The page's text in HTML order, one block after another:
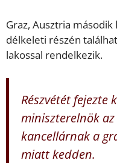
Graz, Ausztria második
délkeleti részén
lakossal rendelkezik.
Részvétét fejezte
miniszterelnök
kancellárnak a
miatt kedden.